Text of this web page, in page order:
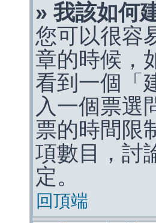
» 我該如何
您可以很容
章的時候，
看到一個「
入一個票選
票的時間限
項數目，討
定。
回頂端